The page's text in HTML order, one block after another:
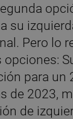
su
Pero lo
para un
de 2023,
de